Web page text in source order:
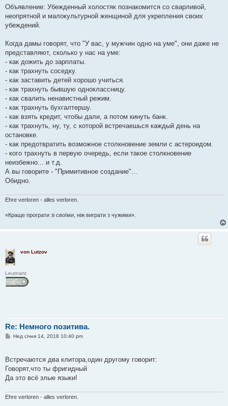
Объявление: Убежденный холостяк познакомится со сварливой,
неопрятной и малокультурной женщиной для укрепления своих
убеждений.
Когда дамы говорят, что "У вас, у мужчин одно на уме", они даже не
представляют, сколько у нас на уме:
- как дожить до зарплаты.
- как трахнуть соседку.
- как заставить детей хорошо учиться.
- как трахнуть бывшую одноклассницу.
- как свалить ненавистный режим.
- как трахнуть бухгалтершу.
- как взять кредит, чтобы дали, а потом кинуть банк.
- как трахнуть, ну, ту, с которой встречаешься каждый день на
остановке.
- как предотвратить возможное столкновение земли с астероидом.
- кого трахнуть в первую очередь, если такое столкновение
неизбежно... и т.д.
А вы говорите - "Примитивное создание"...
Обидно.
Ehre verloren - alles verloren.
«Краще програти зі своїми, ніж виграти з чужими».
von Lutzov
Leutnant
Re: Немного позитива.
П
д
о
м
л
н
н
Нед січня 14, 2018 10:40 pm
Встречаются два клитора,один другому говорит:
Говорят,что ты фригидный
Да это всё злые языки!
Ehre verloren - alles verloren.